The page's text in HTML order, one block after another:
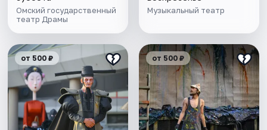
Омский государственный
театр Драмы
Музыкальный театр
от 500 ₽ от 500 ₽